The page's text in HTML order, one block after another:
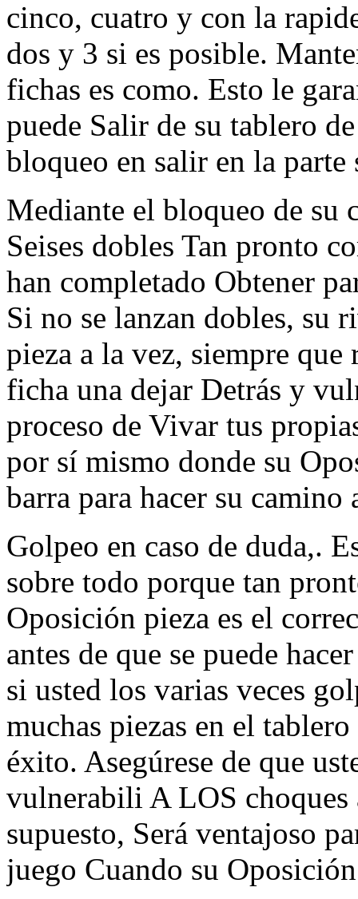
cinco, cuatro y con la
dos y 3 si es posible.
fichas es como. Esto le
puede Salir de su tablero
bloqueo en salir en la parte
Mediante el bloqueo de su
Seises dobles Tan pronto
han completado Obtener
Si no se lanzan dobles, su
pieza a la vez, siempre
ficha una dejar Detrás y
proceso de Vivar tus
por sí mismo donde su
barra para hacer su camino
Golpeo en caso de duda,.
sobre todo porque tan
Oposición pieza es el
antes de que se puede
si usted los varias veces
muchas piezas en el
éxito. Asegúrese de que
vulnerabili A LOS
supuesto, Será ventajoso
juego Cuando su